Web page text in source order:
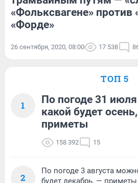
«Фольксвагене» против
«Форде»
26 сентября, 2020, 08:00 17 538
ТОП 5
1
По погоде 31
какой будет
приметы
158 392 15
2
По погоде 3 августа
будет декабрь, —